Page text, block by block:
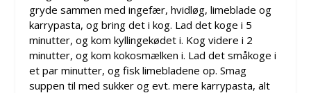
gryde sammen med ingefær, hvidløg, limeblade og
karrypasta, og bring det i kog. Lad det koge i 5
minutter, og kom kyllingekødet i. Kog videre i 2
minutter, og kom kokosmælken i. Lad det småkoge i
et par minutter, og fisk limebladene op. Smag
suppen til med sukker og evt. mere karrypasta, alt